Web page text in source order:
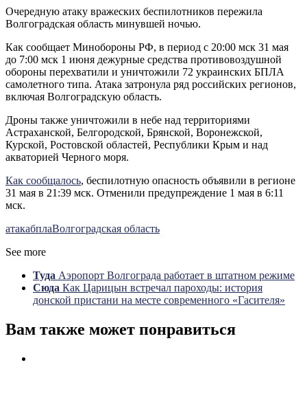
Очередную атаку вражеских беспилотников пережила
Волгоградская область минувшей ночью.
Как сообщает Минобороны РФ, в период с 20:00 мск 31 мая
до 7:00 мск 1 июня дежурные средства противовоздушной
обороны перехватили и уничтожили 72 украинских БПЛА
самолетного типа. Атака затронула ряд российских регионов,
включая Волгоградскую область.
Дроны также уничтожили в небе над территориями
Астраханской, Белгородской, Брянской, Воронежской,
Курской, Ростовской областей, Республики Крым и над
акваторией Черного моря.
Как сообщалось, беспилотную опасность объявили в регионе
31 мая в 21:39 мск. Отменили предупреждение 1 мая в 6:11
мск.
атакабплаВолгоградская область
See more
Туда Аэропорт Волгограда работает в штатном режиме
Сюда Как Царицын встречал пароходы: история
донской пристани на месте современного «Гасителя»
Вам также может понравиться